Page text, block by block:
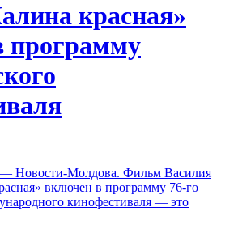
красная»
программу
Молдова. Фильм Василия
включен в программу 76-го
кинофестиваля — это